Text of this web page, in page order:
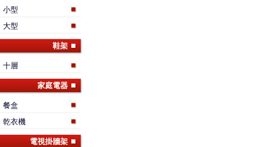
小型
大型
鞋架
十層
家庭電器
餐盒
乾衣機
電視掛牆架